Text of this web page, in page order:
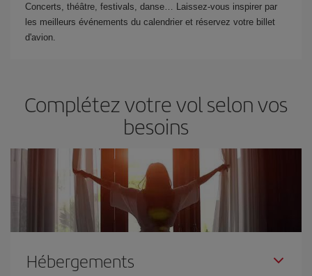
Concerts, théâtre, festivals, danse… Laissez-vous inspirer par
les meilleurs événements du calendrier et réservez votre billet
d'avion.
Complétez votre vol selon vos
besoins
Hébergements